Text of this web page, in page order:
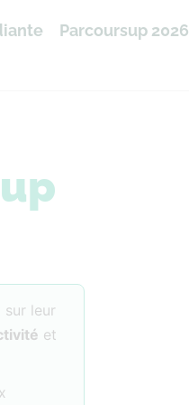
Parcoursup 2026
leur
et